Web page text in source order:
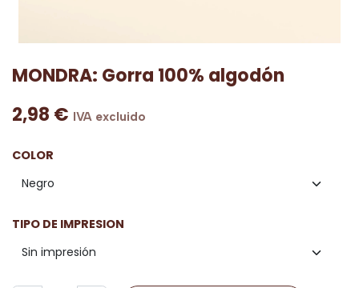
MONDRA: Gorra 100% algodón
2,98 € IVA excluido
COLOR
TIPO DE IMPRESION